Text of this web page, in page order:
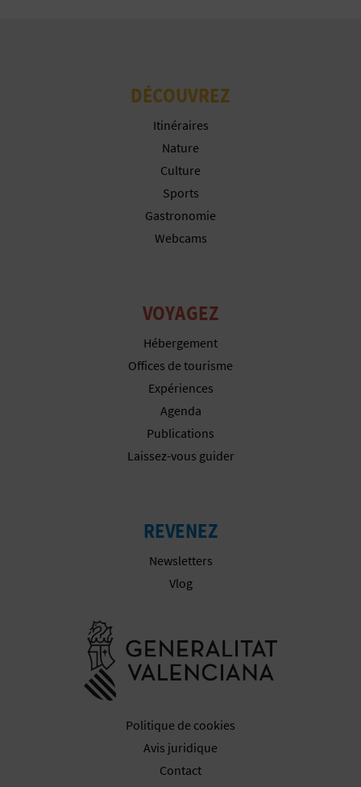
DÉCOUVREZ
Itinéraires
Nature
Culture
Sports
Gastronomie
Webcams
VOYAGEZ
Hébergement
Offices de tourisme
Expériences
Agenda
Publications
Laissez-vous guider
REVENEZ
Newsletters
Vlog
Politique de cookies
Avis juridique
Contact